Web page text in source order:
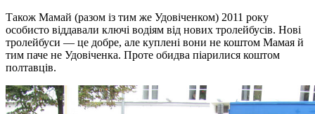
Також Мамай (разом із тим же Удовіченком) 2011 року
особисто віддавали ключі водіям від нових тролейбусів. Нові
тролейбуси — це добре, але куплені вони не коштом Мамая й
тим паче не Удовіченка. Проте обидва піарилися коштом
полтавців.